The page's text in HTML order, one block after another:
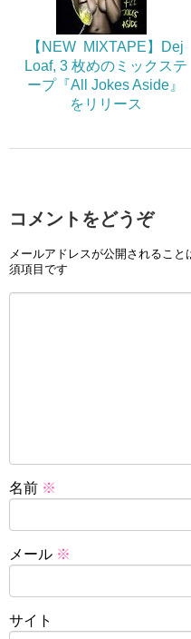
【NEW MIXTAPE】Dej
Loaf, 3 枚めのミックステ
ープ『All Jokes Aside』
をリリース
コメントをどうぞ
メールアドレスが公開されること
須項目です
名前 ※
メール ※
サイト